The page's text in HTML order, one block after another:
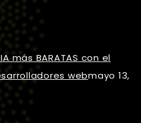
más BARATAS con el
webmayo 13,